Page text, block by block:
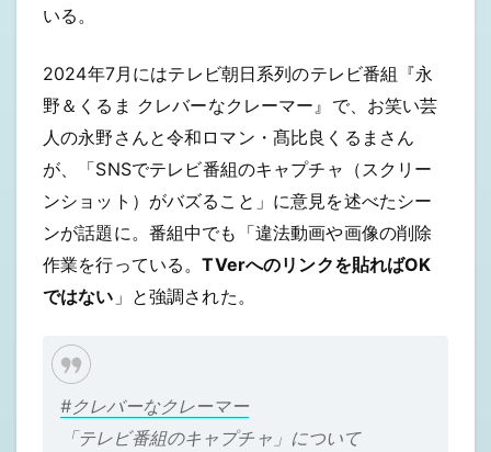
いる。
2024年7月にはテレビ朝日系列のテレビ番組『永
野＆くるま クレバーなクレーマー』で、お笑い芸
人の永野さんと令和ロマン・髙比良くるまさん
が、「SNSでテレビ番組のキャプチャ（スクリー
ンショット）がバズること」に意見を述べたシー
ンが話題に。番組中でも「違法動画や画像の削除
作業を行っている。TVerへのリンクを貼ればOK
ではない 」と強調された。
#クレバーなクレーマー
「テレビ番組のキャプチャ」について